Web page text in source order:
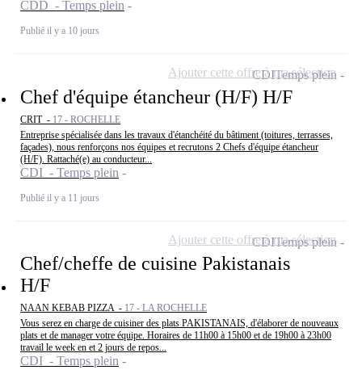
CDD - Temps plein
Publié il y a 10 jours
Chef d'équipe étancheur (H/F) H/F
CRIT - 17 - ROCHELLE
Entreprise spécialisée dans les travaux d'étanchéité du bâtiment (toitures, terrasses,
façades), nous renforçons nos équipes et recrutons 2 Chefs d'équipe étancheur
(H/F). Rattaché(e) au conducteur...
CDI - Temps plein
Publié il y a 11 jours
CDITemps plein
Ajouter cette offre à ma sélection
Chef/cheffe de cuisine Pakistanais
H/F
NAAN KEBAB PIZZA - 17 - LA ROCHELLE
Vous serez en charge de cuisiner des plats PAKISTANAIS, d'élaborer de nouveaux
plats et de manager votre équipe. Horaires de 11h00 à 15h00 et de 19h00 à 23h00
travail le week en et 2 jours de repos...
CDI - Temps plein
CDITemps plein
Ajouter cette offre à ma sélection